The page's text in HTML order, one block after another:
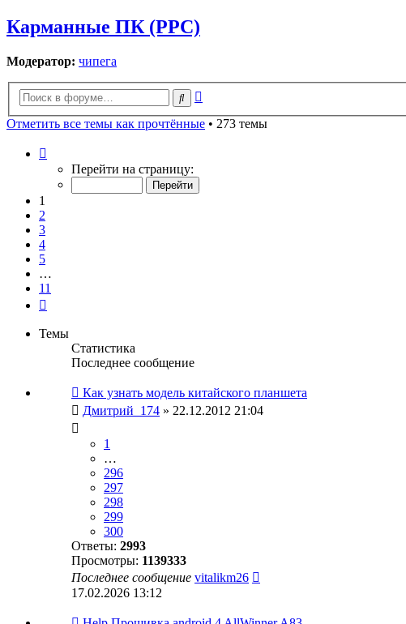
Карманные ПК (PPC)
Модератор: чипега
Поиск
Отметить все темы как прочтённые • 273 темы
Перейти на страницу:
1
2
3
4
5
…
11
Темы
Статистика
Последнее сообщение
Как узнать модель китайского планшета
Дмитрий_174 » 22.12.2012 21:04
1
…
296
297
298
299
300
Ответы: 2993
Просмотры: 1139333
Последнее сообщение vitalikm26
17.02.2026 13:12